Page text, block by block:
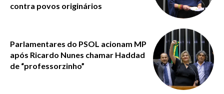
contra povos originários
Parlamentares do PSOL acionam MP
após Ricardo Nunes chamar Haddad
de “professorzinho”